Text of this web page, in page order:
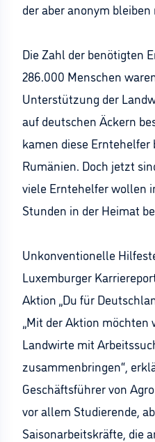
der aber anonym bleiben
Die Zahl der benötigten
286.000 Menschen
Unterstützung der
auf deutschen Äckern
kamen diese Erntehelfer
Rumänien. Doch jetzt
viele Erntehelfer wollen
Stunden in der Heimat
Unkonventionelle
Luxemburger
Aktion „Du für
„Mit der Aktion
Landwirte mit
zusammenbringen“,
Geschäftsführer von
vor allem Studierende,
Saisonarbeitskräfte, die